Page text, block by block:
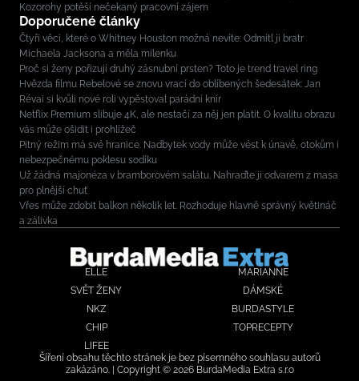
Kozorohy potěší nečekaný pracovní zájem
Doporučené články
Čtyři věci, které o Whitney Houston možná nevíte: Odmítl ji bratr
Michaela Jacksona a měla milenku
Proč si ženy pořizují druhý zásnubní prsten? Toto je trend travel ring
Hvězda filmu Rebelové se znovu vrací do oblíbených šedesátek: Jan
Révai si kvůli nové roli vypěstoval parádní knír
Netflix Premium slibuje 4K, ale nestačí za něj jen platit. O kvalitu obrazu
vás může ošidit i prohlížeč
Pitný režim má své hranice. Nadbytek vody může vést k únavě, otokům i
nebezpečnému poklesu sodíku
Už žádná majonéza v bramborovém salátu. Nahraďte ji odvarem z masa
pro plnější chuť
Vřes může zdobit balkon několik let. Rozhoduje hlavně správný květináč
a zálivka
ELLE
MARIANNE
SVĚT ŽENY
DÁMSKÉ
NKZ
BURDASTYLE
CHIP
TOPRECEPTY
LIFEE
Šíření obsahu těchto stránek je bez písemného souhlasu autorů
zakázáno. | Copyright © 2026 BurdaMedia Extra s.r.o